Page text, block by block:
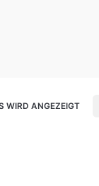
WIRD ANGEZEIGT